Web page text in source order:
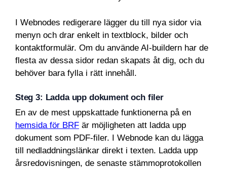
I Webnodes redigerare lägger du till nya sidor via
menyn och drar enkelt in textblock, bilder och
kontaktformulär. Om du använde AI-buildern har de
flesta av dessa sidor redan skapats åt dig, och du
behöver bara fylla i rätt innehåll.
Steg 3: Ladda upp dokument och filer
En av de mest uppskattade funktionerna på en
hemsida för BRF är möjligheten att ladda upp
dokument som PDF-filer. I Webnode kan du lägga
till nedladdningslänkar direkt i texten. Ladda upp
årsredovisningen, de senaste stämmoprotokollen